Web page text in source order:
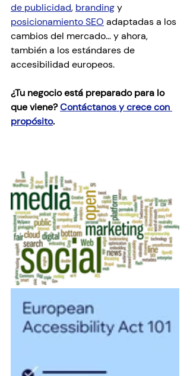
de publicidad, branding y
posicionamiento SEO adaptadas a los
cambios del mercado… y ahora,
también a los estándares de
accesibilidad europeos.
¿Tu negocio está preparado para lo
que viene? Contáctanos y crece con
propósito.